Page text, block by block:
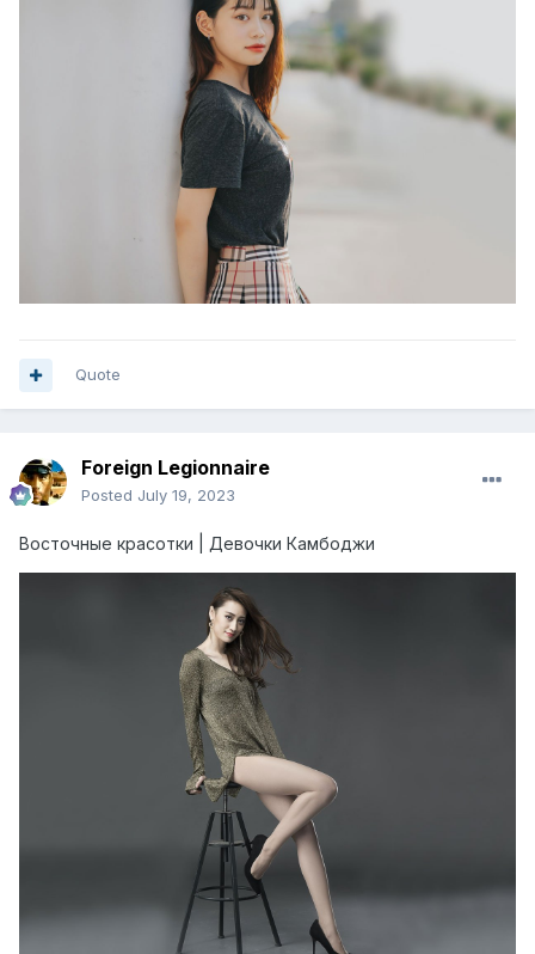
Quote
Foreign Legionnaire
Posted July 19, 2023
Восточные красотки | Девочки Камбоджи